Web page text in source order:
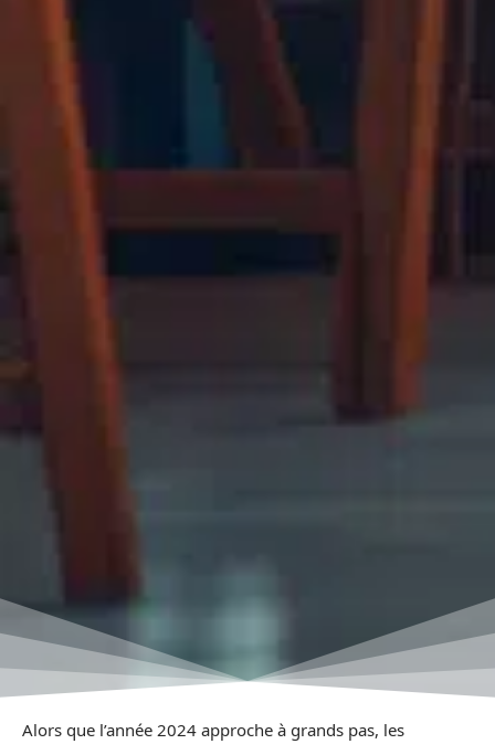
Alors que l’année 2024 approche à grands pas, les